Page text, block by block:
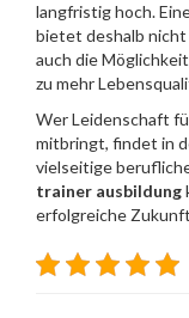
langfristig hoch.
bietet deshalb nicht
auch die
zu mehr
Wer Leidenschaft
mitbringt, findet in
vielseitige
trainer ausbildung
erfolgreiche